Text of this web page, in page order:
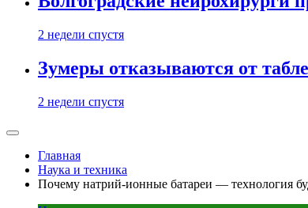
2 недели спустя
Зумеры отказываются от
2 недели спустя
Главная
Наука и техника
Почему натрий-ионные батареи — технология